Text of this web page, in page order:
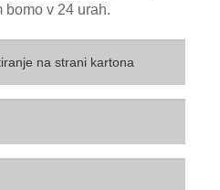
bomo v 24 urah.